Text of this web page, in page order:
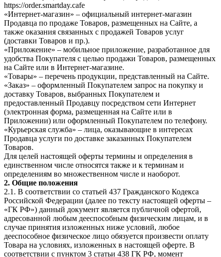
https://order.smartday.cafe
«Интернет-магазин» – официальный интернет-магазин
Продавца по продаже Товаров, размещенных на Сайте, а
также оказания связанных с продажей Товаров услуг
(доставки Товаров и пр.).
«Приложение» – мобильное приложение, разработанное для
удобства Покупателя с целью продажи Товаров, размещенных
на Сайте или в Интернет-магазине.
«Товары» – перечень продукции, представленный на Сайте.
«Заказ» – оформленный Покупателем запрос на покупку и
доставку Товаров, выбранных Покупателем и
предоставленный Продавцу посредством сети Интернет
(электронная форма, размещенная на Сайте или в
Приложении) или оформленный Покупателем по телефону.
«Курьерская служба» – лица, оказывающие в интересах
Продавца услуги по доставке заказанных Покупателем
Товаров.
Для целей настоящей оферты термины и определения в
единственном числе относятся также и к терминам и
определениям во множественном числе и наоборот.
2. Общие положения
2.1. В соответствии со статьей 437 Гражданского Кодекса
Российской Федерации (далее по тексту настоящей оферты –
«ГК РФ») данный документ является публичной офертой,
адресованной любым дееспособным физическим лицам, и в
случае принятия изложенных ниже условий, любое
дееспособное физическое лицо обязуется произвести оплату
Товара на условиях, изложенных в настоящей оферте. В
соответствии с пунктом 3 статьи 438 ГК РФ, момент